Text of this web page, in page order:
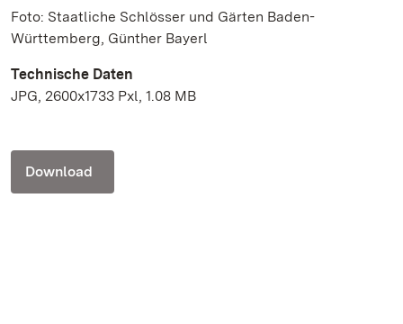
Foto: Staatliche Schlösser und Gärten Baden-
Württemberg, Günther Bayerl
Technische Daten
JPG, 2600x1733 Pxl, 1.08 MB
Download